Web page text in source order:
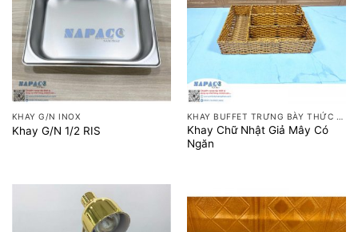
KHAY G/N INOX
Khay G/N 1/2 RIS
KHAY BUFFET TRƯNG BÀY THỨC ĂN
Khay Chữ Nhật Giả Mây Có
Ngăn